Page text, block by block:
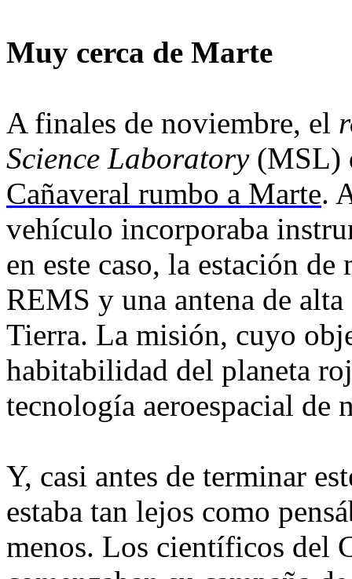
Muy cerca de Marte
A finales de noviembre, el
Science Laboratory(MSL)
Cañaveral rumbo a Marte.
vehículo incorporaba
en este caso, la estación
REMS y una antena de
Tierra. La misión, cuyo
habitabilidad del planeta
tecnología aeroespacial de
Y, casi antes de terminar
estaba tan lejos como
menos. Los científicos del